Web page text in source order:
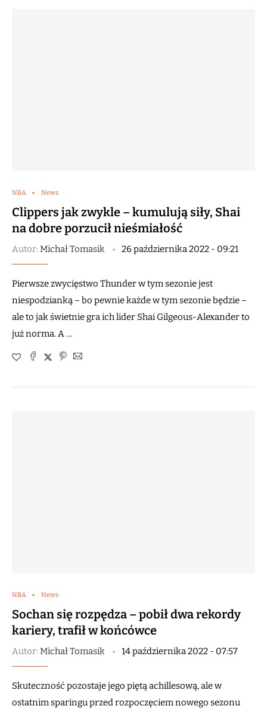
NBA News
Clippers jak zwykle – kumulują siły, Shai
na dobre porzucił nieśmiałość
Autor:Michał Tomasik 26 października 2022 - 09:21
Pierwsze zwycięstwo Thunder w tym sezonie jest
niespodzianką – bo pewnie każde w tym sezonie będzie –
ale to jak świetnie gra ich lider Shai Gilgeous-Alexander to
już norma. A …
NBA News
Sochan się rozpędza – pobił dwa rekordy
kariery, trafił w końcówce
Autor:Michał Tomasik 14 października 2022 - 07:57
Skuteczność pozostaje jego piętą achillesową, ale w
ostatnim sparingu przed rozpoczęciem nowego sezonu